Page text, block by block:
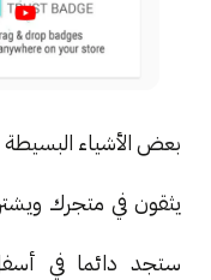
بعض الأشياء البسيطة
يثقون في متجرك
ستجد دائما في